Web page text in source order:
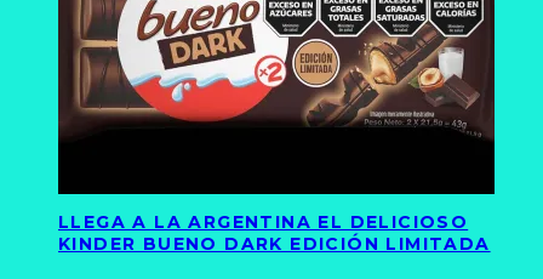
LLEGA A LA ARGENTINA EL DELICIOSO
KINDER BUENO DARK EDICIÓN LIMITADA